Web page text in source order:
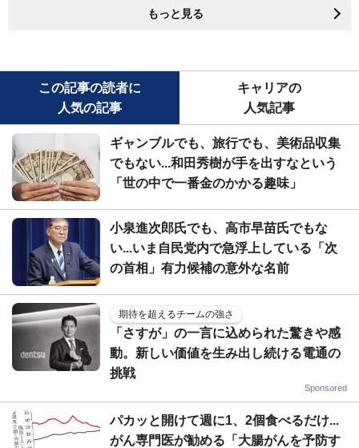
もっと見る
この記事の読者に
人気の記事
キャリアの
人気記事
ギャンブルでも、旅行でも、美術品収集
でもない...和田秀樹が手を出すなという
「世の中で一番金のかかる趣味」
小泉進次郎氏でも、高市早苗氏でもな
い...いま自民党内で急浮上している「次
の首相」有力候補の意外な名前
期待を超えるチームの強さ
「さすが」の一言に込められた驚きや感
動。新しい価値を生み出し続ける電通の
挑戦
Sponsored
パカッと開けて週に1、2個食べるだけ...
がん専門医が勧める「大腸がんを予防す